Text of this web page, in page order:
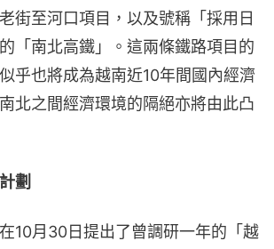
街至河口項目，以及號稱「採用日
「南北高鐵」。這兩條鐵路項目的
乎也將成為越南近10年間國內經濟
北之間經濟環境的隔絕亦將由此凸
劃
10月30日提出了曾調研一年的「越